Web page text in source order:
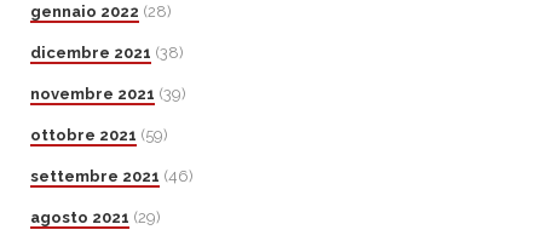
gennaio 2022 (28)
dicembre 2021 (38)
novembre 2021 (39)
ottobre 2021 (59)
settembre 2021 (46)
agosto 2021 (29)